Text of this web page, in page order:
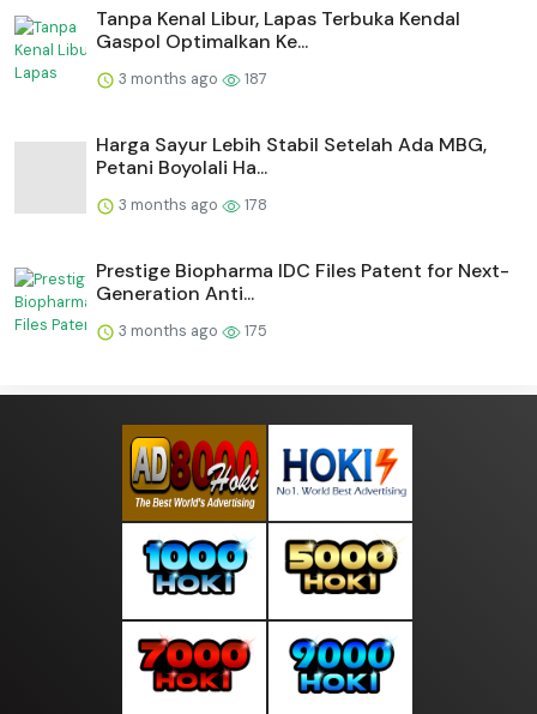
Tanpa Kenal Libur, Lapas Terbuka Kendal
Gaspol Optimalkan Ke...
3 months ago 187
Harga Sayur Lebih Stabil Setelah Ada MBG,
Petani Boyolali Ha...
3 months ago 178
Prestige Biopharma IDC Files Patent for Next-
Generation Anti...
3 months ago 175